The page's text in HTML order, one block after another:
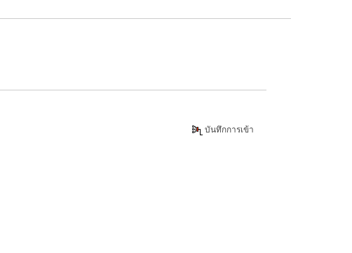
บันทึกการเข้า